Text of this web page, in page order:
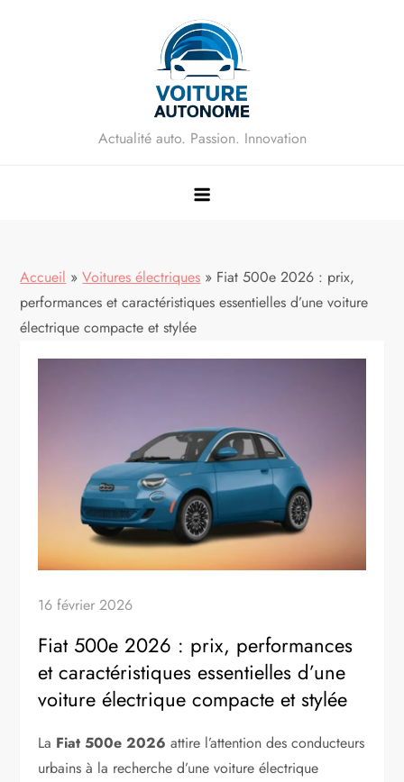
Actualité auto. Passion. Innovation
Accueil » Voitures électriques » Fiat 500e 2026 : prix,
performances et caractéristiques essentielles d’une voiture
électrique compacte et stylée
16 février 2026
Fiat 500e 2026 : prix, performances
et caractéristiques essentielles d’une
voiture électrique compacte et stylée
La Fiat 500e 2026 attire l’attention des conducteurs
urbains à la recherche d’une voiture électrique